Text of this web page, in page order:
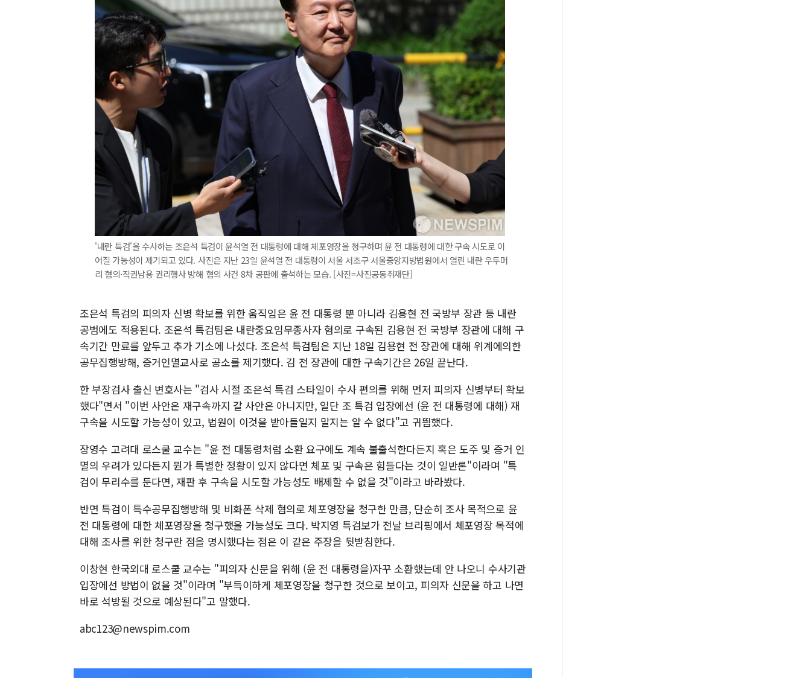
'내란 특검'을 수사하는 조은석 특검이 윤석열 전 대통령에 대해 체포영장을 청구하며 윤 전 대통령에 대한 구속 시도로 이
어질 가능성이 제기되고 있다. 사진은 지난 23일 윤석열 전 대통령이 서울 서초구 서울중앙지방법원에서 열린 내란 우두머
리 혐의·직권남용 권리행사 방해 혐의 사건 8차 공판에 출석하는 모습. [사진=사진공동취재단]
조은석 특검의 피의자 신병 확보를 위한 움직임은 윤 전 대통령 뿐 아니라 김용현 전 국방부 장관 등 내란
공범에도 적용된다. 조은석 특검팀은 내란중요임무종사자 혐의로 구속된 김용현 전 국방부 장관에 대해 구
속기간 만료를 앞두고 추가 기소에 나섰다. 조은석 특검팀은 지난 18일 김용현 전 장관에 대해 위계에의한
공무집행방해, 증거인멸교사로 공소를 제기했다. 김 전 장관에 대한 구속기간은 26일 끝난다.
한 부장검사 출신 변호사는 "검사 시절 조은석 특검 스타일이 수사 편의를 위해 먼저 피의자 신병부터 확보
했다"면서 "이번 사안은 재구속까지 갈 사안은 아니지만, 일단 조 특검 입장에선 (윤 전 대통령에 대해) 재
구속을 시도할 가능성이 있고, 법원이 이것을 받아들일지 말지는 알 수 없다"고 귀띔했다.
장영수 고려대 로스쿨 교수는 "윤 전 대통령처럼 소환 요구에도 계속 불출석한다든지 혹은 도주 및 증거 인
멸의 우려가 있다든지 뭔가 특별한 정황이 있지 않다면 체포 및 구속은 힘들다는 것이 일반론"이라며 "특
검이 무리수를 둔다면, 재판 후 구속을 시도할 가능성도 배제할 수 없을 것"이라고 바라봤다.
반면 특검이 특수공무집행방해 및 비화폰 삭제 혐의로 체포영장을 청구한 만큼, 단순히 조사 목적으로 윤
전 대통령에 대한 체포영장을 청구했을 가능성도 크다. 박지영 특검보가 전날 브리핑에서 체포영장 목적에
대해 조사를 위한 청구란 점을 명시했다는 점은 이 같은 주장을 뒷받침한다.
이창현 한국외대 로스쿨 교수는 "피의자 신문을 위해 (윤 전 대통령을)자꾸 소환했는데 안 나오니 수사기관
입장에선 방법이 없을 것"이라며 "부득이하게 체포영장을 청구한 것으로 보이고, 피의자 신문을 하고 나면
바로 석방될 것으로 예상된다"고 말했다.
abc123@newspim.com